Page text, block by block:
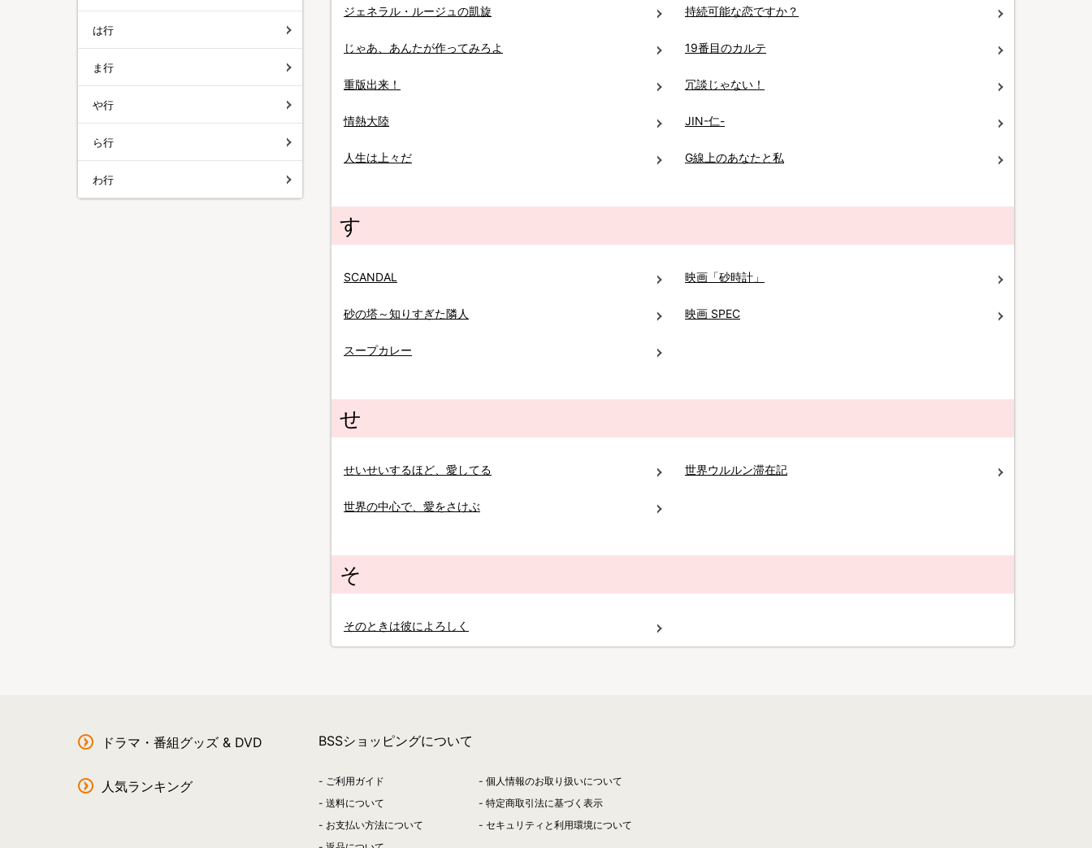
ジェネラル・ルージュの凱旋 持続可能な恋ですか？
じゃあ、あんたが作ってみろよ 19番目のカルテ
重版出来！ 冗談じゃない！
情熱大陸 JIN-仁-
人生は上々だ G線上のあなたと私
す
SCANDAL 映画「砂時計」
砂の塔～知りすぎた隣人 映画 SPEC
スープカレー
せ
せいせいするほど、愛してる 世界ウルルン滞在記
世界の中心で、愛をさけぶ
そ
そのときは彼によろしく
は行
ま行
や行
ら行
わ行
ドラマ・番組グッズ & DVD
人気ランキング
BSSショッピングについて
ご利用ガイド
送料について
お支払い方法について
個人情報のお取り扱いについて
特定商取引法に基づく表示
セキュリティと利用環境について